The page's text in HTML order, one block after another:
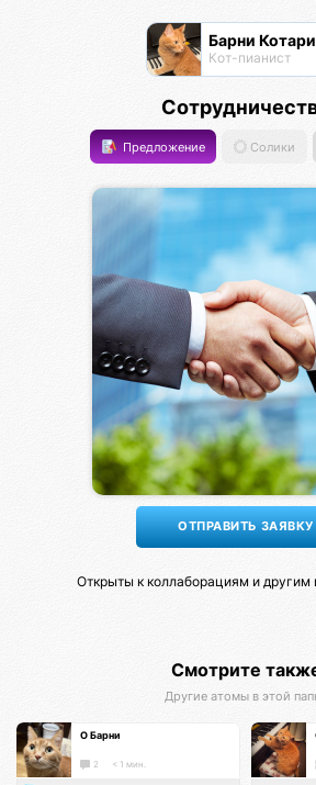
Барни
Кот-пианист
Предложение Солики
Открыты к коллаборациям и
Смотрите
Другие атомы в этой
О Барни
2 < 1 мин.